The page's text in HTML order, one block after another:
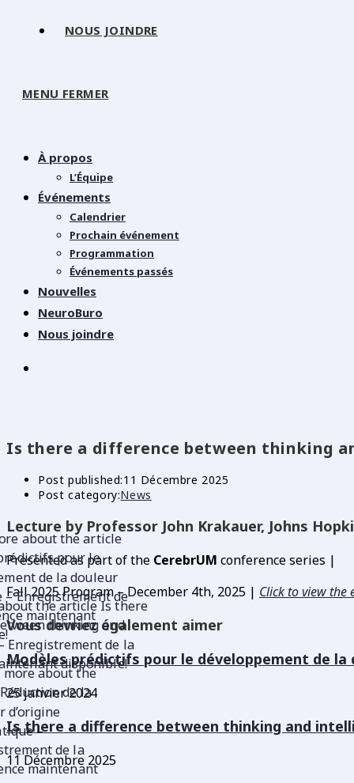
NOUS JOINDRE
MENU FERMER
À propos
L’Équipe
Événements
Calendrier
Prochain événement
Programmation
Événements passés
Nouvelles
NeuroBuro
Nous joindre
Is there a difference between thinking
Post published:11 Décembre 2025
Post category:News
Lecture by Professor John Krakauer, Johns
Presented as part of the CerebrUM conference series |
Fall 2025 Program – December 4th, 2025 | Click to view the
Vous devriez également aimer
Modèles prédictifs pour le développement de
25 janvier 2024
Is there a difference between thinking and
11 Décembre 2025